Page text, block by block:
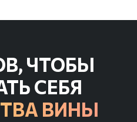
ЧТОБЫ
СЕБЯ
ВИНЫ